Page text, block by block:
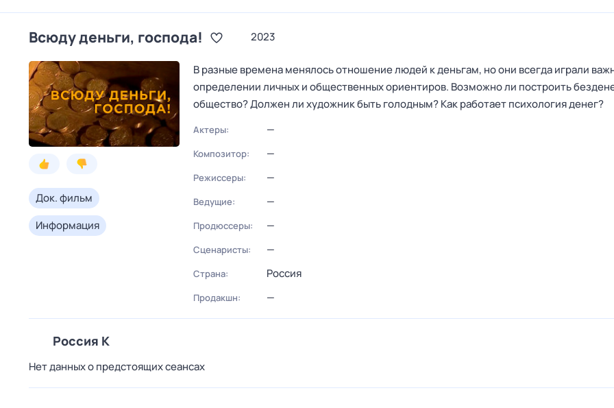
Всюду деньги, господа! 2023
Док. фильм
Информация
В разные времена менялось отношение людей к деньгам, но они всегда играли
определении личных и общественных ориентиров. Возможно ли построить
общество? Должен ли художник быть голодным? Как работает психология денег?
Актеры: —
Композитор: —
Режиссеры: —
Ведущие: —
Продюссеры: —
Сценаристы: —
Страна: Россия
Продакшн: —
Россия К
Нет данных о предстоящих сеансах